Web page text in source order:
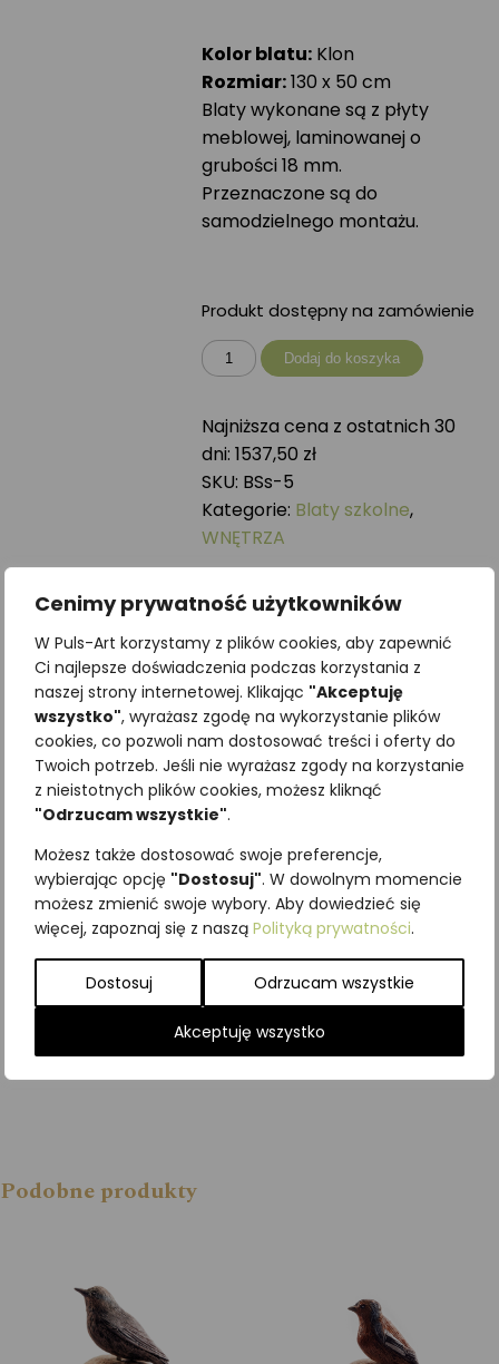
Cenimy prywatność użytkowników
W Puls-Art korzystamy z plików cookies, aby zapewnić
Ci najlepsze doświadczenia podczas korzystania z
naszej strony internetowej. Klikając "Akceptuję
wszystko", wyrażasz zgodę na wykorzystanie plików
cookies, co pozwoli nam dostosować treści i oferty do
Twoich potrzeb. Jeśli nie wyrażasz zgody na korzystanie
z nieistotnych plików cookies, możesz kliknąć
"Odrzucam wszystkie".
Możesz także dostosować swoje preferencje,
wybierając opcję "Dostosuj". W dowolnym momencie
możesz zmienić swoje wybory. Aby dowiedzieć się
więcej, zapoznaj się z naszą Polityką prywatności.
Dostosuj Odrzucam wszystkie
Akceptuję wszystko
Kolor blatu: Klon
Rozmiar:130 x 50 cm
Blaty wykonane są z płyty
meblowej, laminowanej o
grubości 18 mm.
Przeznaczone są do
samodzielnego montażu.
Produkt dostępny na zamówienie
ilość
Blat
DRZEWA
Dodaj do koszyka
Najniższa cena z ostatnich 30
dni:1537,50 zł
SKU: BSs-5
Kategorie: Blaty szkolne,
WNĘTRZA
Magnes
drewniany
ZŁOTOOK
9,96zł z VAT
koszyka
Podobne produkty